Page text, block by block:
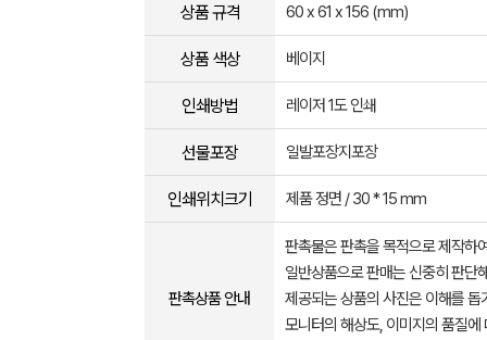
상품 규격 60 x 61 x 156 (mm)
상품 색상 베이지
인쇄방법 레이저 1도 인쇄
선물포장 일발포장지포장
인쇄위치크기 제품 정면 / 30 * 15 mm
판촉상품 안내
판촉물은 판촉을 목적으로 제작하
일반상품으로 판매는 신중히 판단
제공되는 상품의 사진은 이해를
모니터의 해상도, 이미지의 품질